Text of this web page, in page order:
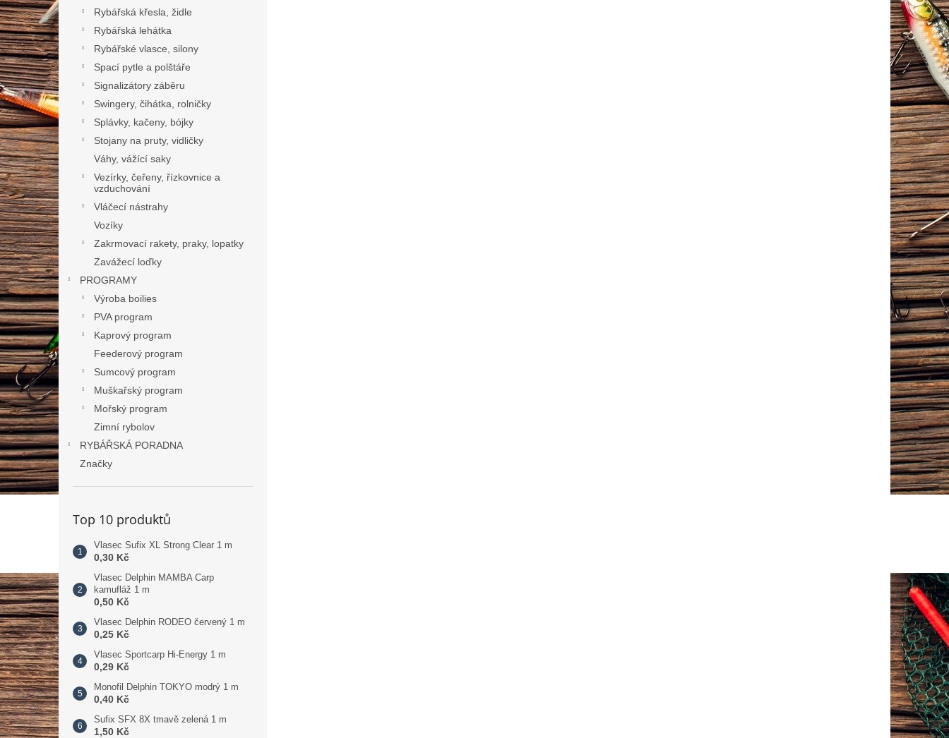
Rybářská křesla, židle
Rybářská lehátka
Rybářské vlasce, silony
Spací pytle a polštáře
Signalizátory záběru
Swingery, čihátka, rolničky
Splávky, kačeny, bójky
Stojany na pruty, vidličky
Váhy, vážící saky
Vezírky, čeřeny, řízkovnice a
vzduchování
Vláčecí nástrahy
Vozíky
Zakrmovací rakety, praky, lopatky
Zavážecí loďky
PROGRAMY
Výroba boilies
PVA program
Kaprový program
Feederový program
Sumcový program
Muškařský program
Mořský program
Zimní rybolov
RYBÁŘSKÁ PORADNA
Značky
Top 10 produktů
Vlasec Sufix XL Strong Clear 1 m
0,30 Kč
Vlasec Delphin MAMBA Carp
kamufláž 1 m
0,50 Kč
Vlasec Delphin RODEO červený 1 m
0,25 Kč
Vlasec Sportcarp Hi-Energy 1 m
0,29 Kč
Monofil Delphin TOKYO modrý 1 m
0,40 Kč
Sufix SFX 8X tmavě zelená 1 m
1,50 Kč